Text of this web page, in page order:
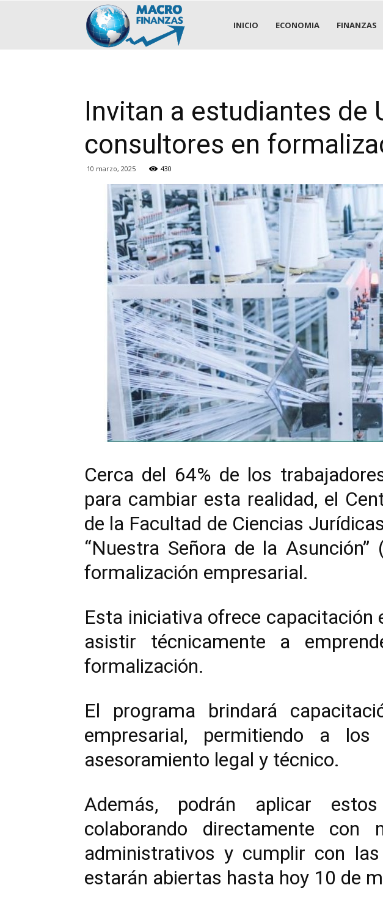
.::MACROFINANZAS::.
INICIO ECONOMIA FINANZAS
Invitan a estudiantes de
consultores en
10 marzo, 2025 430
Cerca del 64% de los
para cambiar esta realidad, el
de la Facultad de Ciencias
“Nuestra Señora de la
formalización empresarial.
Esta iniciativa ofrece capacitación
asistir técnicamente a
formalización.
El programa brindará
empresarial, permitiendo a los
asesoramiento legal y técnico.
Además, podrán aplicar
colaborando directamente con
administrativos y cumplir con
estarán abiertas hasta hoy 10 de